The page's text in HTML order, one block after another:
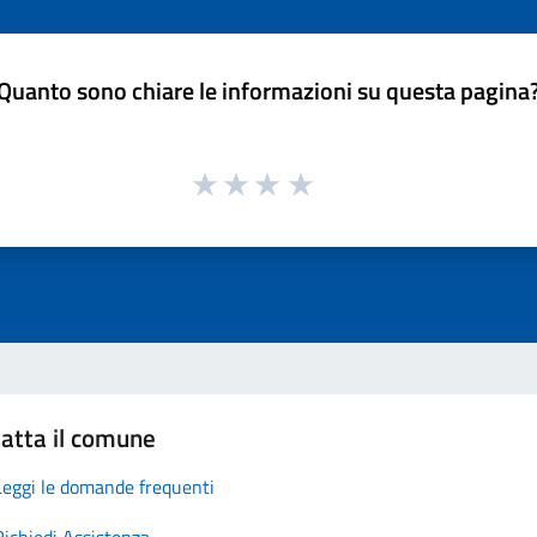
sono chiare le informazioni su questa
il comune
le domande frequenti